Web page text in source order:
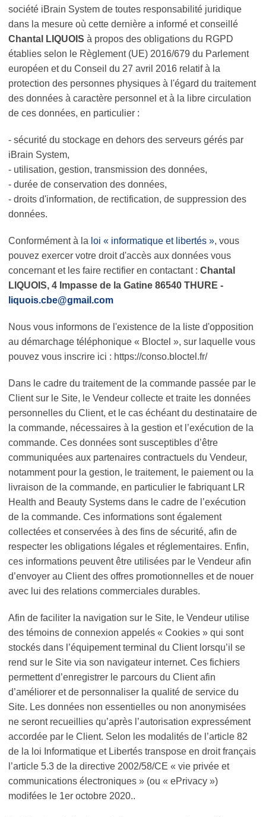
société iBrain System de toutes responsabilité juridique
dans la mesure où cette dernière a informé et conseillé
Chantal LIQUOIS à propos des obligations du RGPD
établies selon le Règlement (UE) 2016/679 du Parlement
européen et du Conseil du 27 avril 2016 relatif à la
protection des personnes physiques à l'égard du traitement
des données à caractère personnel et à la libre circulation
de ces données, en particulier :
- sécurité du stockage en dehors des serveurs gérés par
iBrain System,
- utilisation, gestion, transmission des données,
- durée de conservation des données,
- droits d'information, de rectification, de suppression des
données.
Conformément à la loi « informatique et libertés », vous
pouvez exercer votre droit d'accès aux données vous
concernant et les faire rectifier en contactant : Chantal
LIQUOIS, 4 Impasse de la Gatine 86540 THURE -
liquois.cbe@gmail.com
Nous vous informons de l'existence de la liste d'opposition
au démarchage téléphonique « Bloctel », sur laquelle vous
pouvez vous inscrire ici : https://conso.bloctel.fr/
Dans le cadre du traitement de la commande passée par le
Client sur le Site, le Vendeur collecte et traite les données
personnelles du Client, et le cas échéant du destinataire de
la commande, nécessaires à la gestion et l’exécution de la
commande. Ces données sont susceptibles d’être
communiquées aux partenaires contractuels du Vendeur,
notamment pour la gestion, le traitement, le paiement ou la
livraison de la commande, en particulier le fabriquant LR
Health and Beauty Systems dans le cadre de l’exécution
de la commande. Ces informations sont également
collectées et conservées à des fins de sécurité, afin de
respecter les obligations légales et réglementaires. Enfin,
ces informations peuvent être utilisées par le Vendeur afin
d’envoyer au Client des offres promotionnelles et de nouer
avec lui des relations commerciales durables.
Afin de faciliter la navigation sur le Site, le Vendeur utilise
des témoins de connexion appelés « Cookies » qui sont
stockés dans l’équipement terminal du Client lorsqu’il se
rend sur le Site via son navigateur internet. Ces fichiers
permettent d’enregistrer le parcours du Client afin
d’améliorer et de personnaliser la qualité de service du
Site. Les données non essentielles ou non anonymisées
ne seront recueillies qu’après l’autorisation expressément
accordée par le Client. Selon les modalités de l’article 82
de la loi Informatique et Libertés transpose en droit français
l’article 5.3 de la directive 2002/58/CE « vie privée et
communications électroniques » (ou « ePrivacy »)
modifées le 1er octobre 2020..